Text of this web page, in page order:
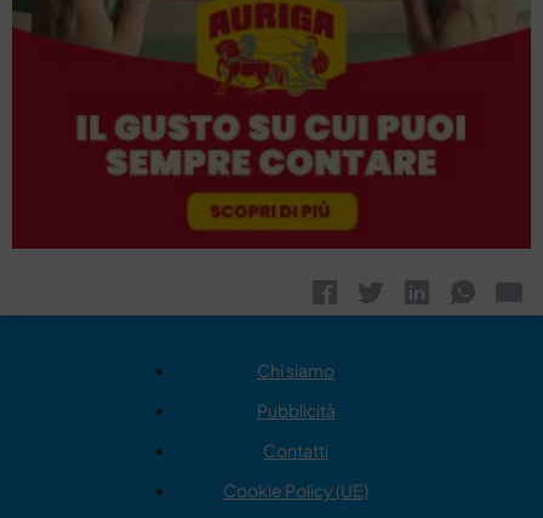
Chi siamo
Pubblicità
Contatti
Cookie Policy (UE)